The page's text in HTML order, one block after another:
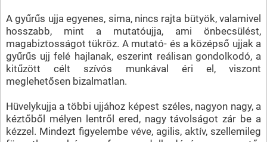
A gyűrűs ujja egyenes, sima, nincs rajta bütyök, valamivel
hosszabb, mint a mutatóujja, ami önbecsülést,
magabiztosságot tükröz. A mutató- és a középső ujjak a
gyűrűs ujj felé hajlanak, eszerint reálisan gondolkodó, a
kitűzött célt szívós munkával éri el, viszont
meglehetősen bizalmatlan.
Hüvelykujja a többi ujjához képest széles, nagyon nagy, a
kéztőből mélyen lentről ered, nagy távolságot zár be a
kézzel. Mindezt figyelembe véve, agilis, aktív, szellemileg